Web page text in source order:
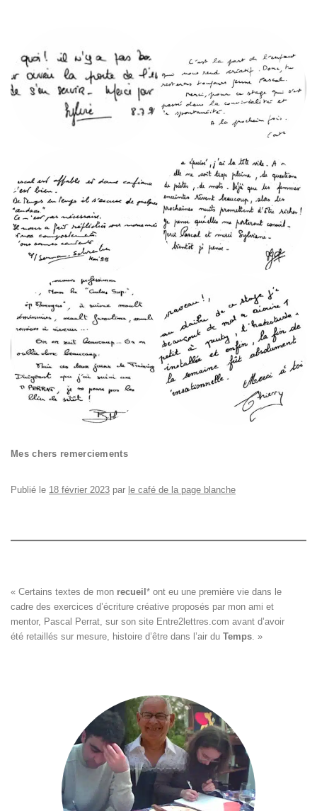
Mes chers remerciements
Publié le 18 février 2023 par le café de la page blanche
« Certains textes de mon recueil * ont eu une première vie dans le
cadre des exercices d’écriture créative proposés par mon ami et
mentor, Pascal Perrat, sur son site Entre2lettres.com avant d’avoir
été retaillés sur mesure, histoire d’être dans l’air du Temps . »